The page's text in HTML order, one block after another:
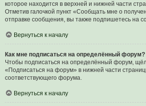
которое находится в верхней и нижней части
Отметив галочкой пункт «Сообщать мне о
отправке сообщения, вы также подпишетесь на
Вернуться к началу
Как мне подписаться на определённый форум?
Чтобы подписаться на определённый форум,
«Подписаться на форум» в нижней части
соответствующего форума.
Вернуться к началу